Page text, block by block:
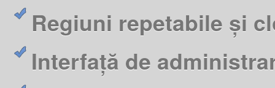
Regiuni repetabile și
Interfață de